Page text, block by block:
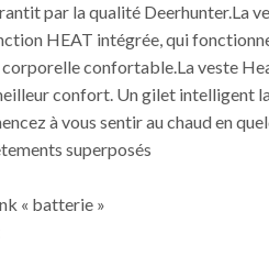
par la qualité Deerhunter.La
HEAT intégrée, qui
confortable.La veste
confort. Un gilet intelligent
à vous sentir au chaud en
superposés
« batterie »